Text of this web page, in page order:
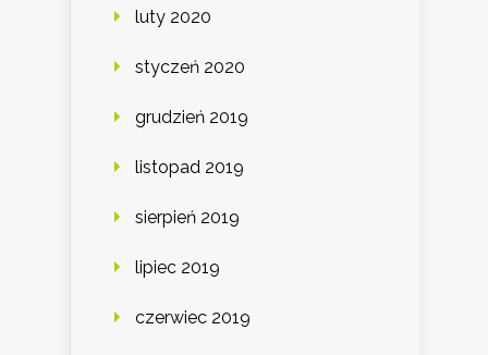
luty 2020
styczeń 2020
grudzień 2019
listopad 2019
sierpień 2019
lipiec 2019
czerwiec 2019